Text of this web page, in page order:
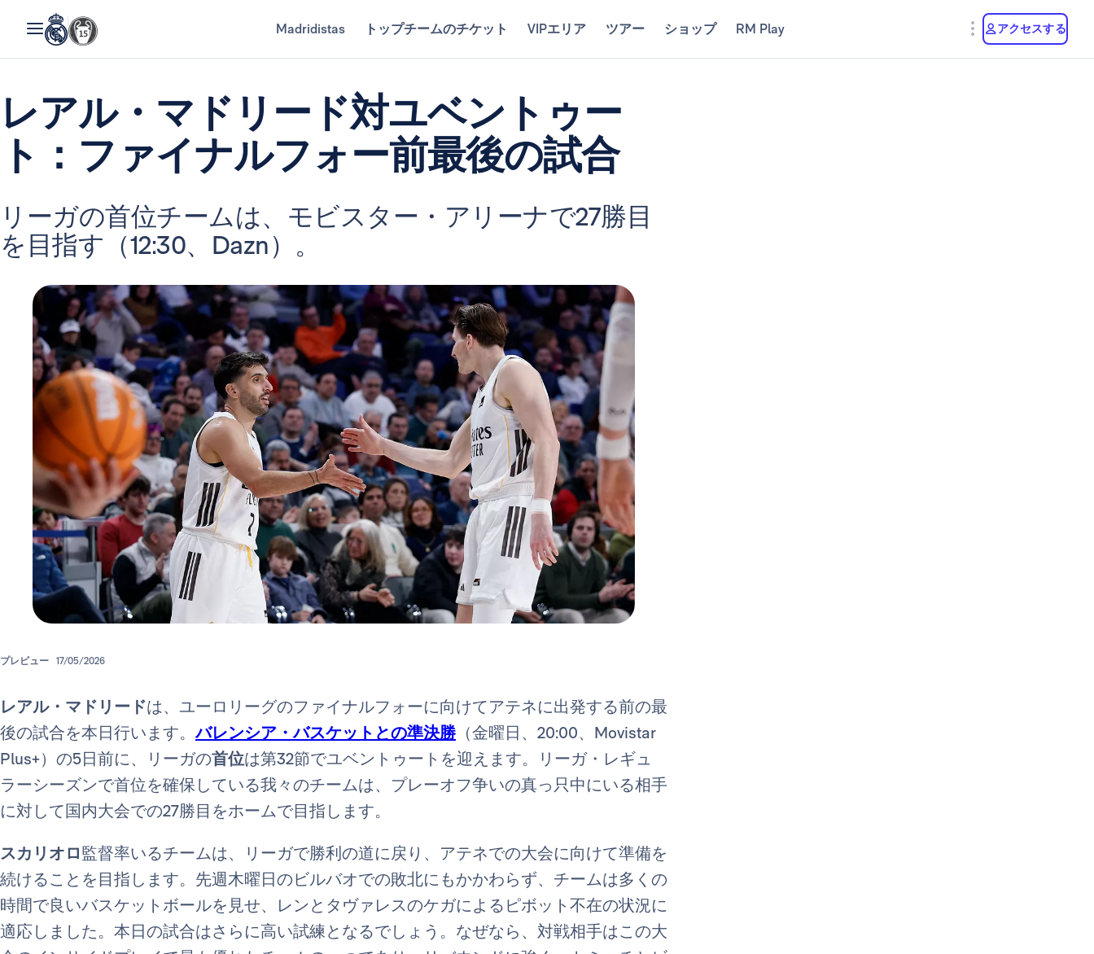
Madridistas トップチームのチケット VIPエリア ツアー ショップ RM Play アクセスする
レアル・マドリード対ユベントゥー
ト：ファイナルフォー前最後の試合
リーガの首位チームは、モビスター・アリーナで27勝目
を目指す（12:30、Dazn）。
プレビュー 17/05/2026
レアル・マドリードは、ユーロリーグのファイナルフォーに向けてアテネに出発する前の最
後の試合を本日行います。バレンシア・バスケットとの準決勝（金曜日、20:00、Movistar
Plus+）の5日前に、リーガの首位は第32節でユベントゥートを迎えます。リーガ・レギュ
ラーシーズンで首位を確保している我々のチームは、プレーオフ争いの真っ只中にいる相手
に対して国内大会での27勝目をホームで目指します。
スカリオロ監督率いるチームは、リーガで勝利の道に戻り、アテネでの大会に向けて準備を
続けることを目指します。先週木曜日のビルバオでの敗北にもかかわらず、チームは多くの
時間で良いバスケットボールを見せ、レンとタヴァレスのケガによるピボット不在の状況に
適応しました。本日の試合はさらに高い試練となるでしょう。なぜなら、対戦相手はこの大